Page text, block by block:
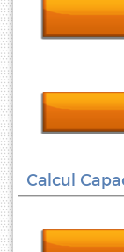
Calcul